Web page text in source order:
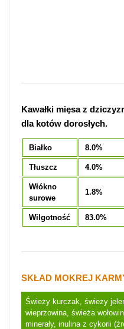
Kawałki mięsa z
dla kotów dorosłych.
Białko 8.0%
Tłuszcz 4.0%
Włókno
surowe
1.8%
Wilgotność 83.0%
SKŁAD MOKREJ
Świeży kurczak, świeży
wieprzowina, świeża
minerały, inulina z cykorii